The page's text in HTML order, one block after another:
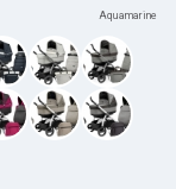
Aquamarine